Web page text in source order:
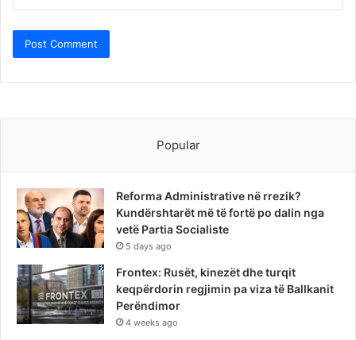
Popular
Reforma Administrative në rrezik?
Kundërshtarët më të fortë po dalin nga
vetë Partia Socialiste
5 days ago
Frontex: Rusët, kinezët dhe turqit
keqpërdorin regjimin pa viza të Ballkanit
Perëndimor
4 weeks ago